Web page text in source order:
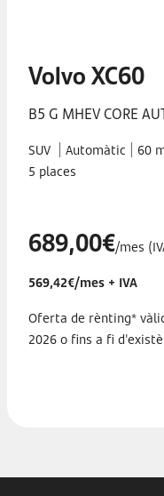
Volvo XC60
B5 G MHEV CORE
SUV Automàtic 60
5 places
689,00€/mes
569,42€/mes + IVA
Oferta de rènting*
2026 o fins a fi